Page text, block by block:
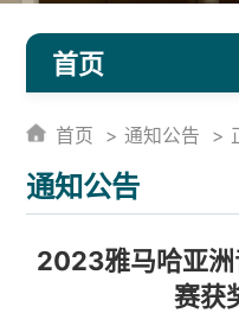
首页
通知公告
首页 通知公告
2023雅马哈亚洲
赛获